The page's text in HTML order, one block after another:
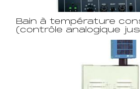
Bain à température
(contrôle analogique